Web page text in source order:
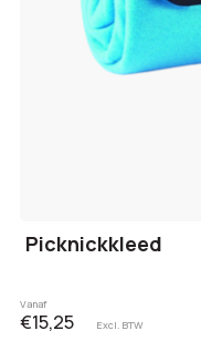
Picknickkleed
Vanaf
€15,25 Excl. BTW